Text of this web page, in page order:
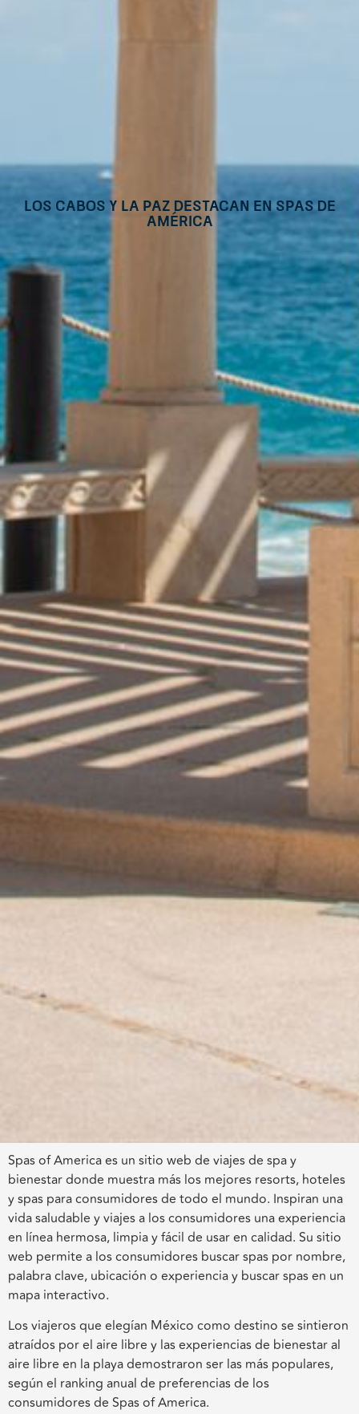
Los Cabos y La Paz destacan en Spas de
América
Spas of America es un sitio web de viajes de spa y
bienestar donde muestra más los mejores resorts, hoteles
y spas para consumidores de todo el mundo. Inspiran una
vida saludable y viajes a los consumidores una experiencia
en línea hermosa, limpia y fácil de usar en calidad. Su sitio
web permite a los consumidores buscar spas por nombre,
palabra clave, ubicación o experiencia y buscar spas en un
mapa interactivo.
Los viajeros que elegían México como destino se sintieron
atraídos por el aire libre y las experiencias de bienestar al
aire libre en la playa demostraron ser las más populares,
según el ranking anual de preferencias de los
consumidores de Spas of America.